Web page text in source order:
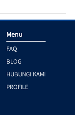
Menu
FAQ
BLOG
HUBUNGI KAMI
PROFILE